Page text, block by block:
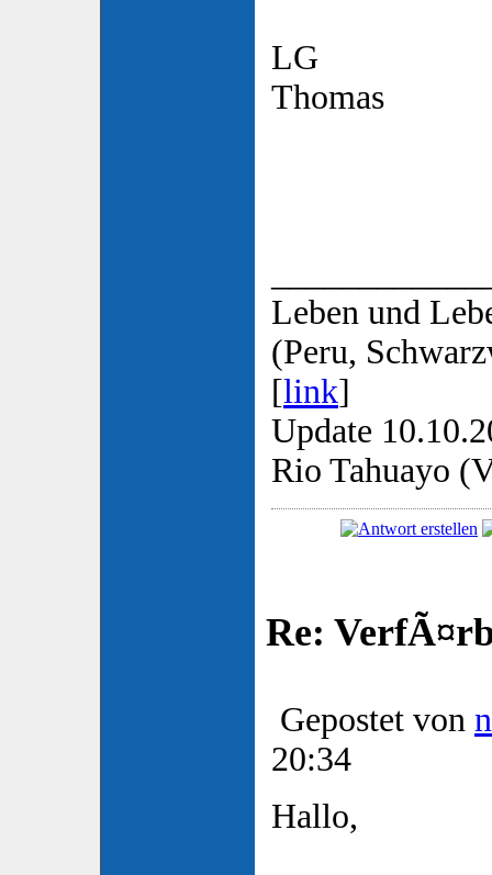
LG
Thomas
Leben und
(Peru,
[link]
Update
Rio Tahuayo
Re:
Gepostet von
20:34
Hallo,